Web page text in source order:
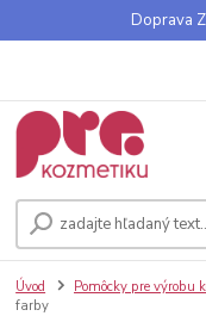
Doprava
Úvod Pomôcky pre výrobu
farby